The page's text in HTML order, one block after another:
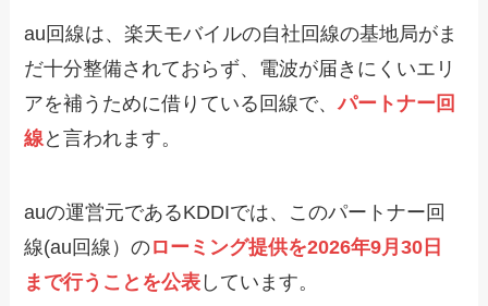
au回線は、楽天モバイルの自社回線の基地局がま
だ十分整備されておらず、電波が届きにくいエリ
アを補うために借りている回線で、パートナー回
線と言われます。
auの運営元であるKDDIでは、このパートナー回
線(au回線）のローミング提供を2026年9月30日
まで行うことを公表 しています。